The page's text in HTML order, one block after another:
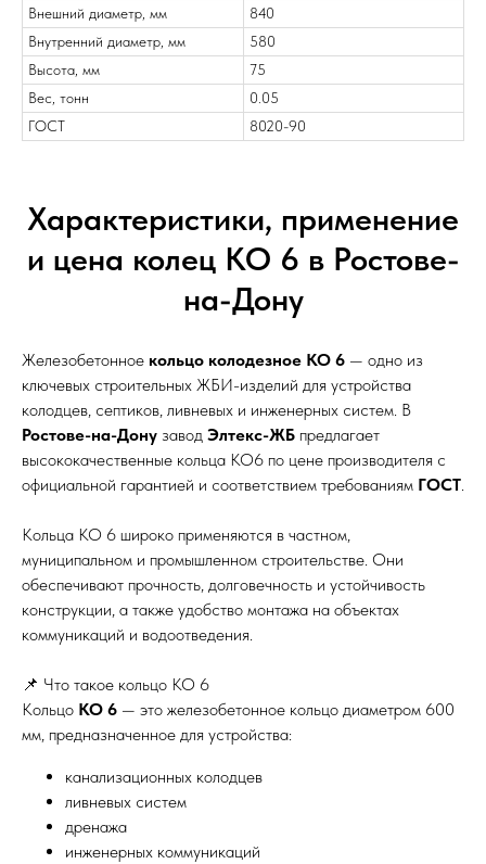
Внешний диаметр, мм
840
Внутренний диаметр, мм
580
Высота, мм
75
Вес, тонн
0.05
ГОСТ
8020-90
Характеристики, применение
и цена колец КО 6 в Ростове-
на-Дону
Железобетонное кольцо колодезное КО 6 — одно из
ключевых строительных ЖБИ-изделий для устройства
колодцев, септиков, ливневых и инженерных систем. В
Ростове-на-Дону завод Элтекс-ЖБ предлагает
высококачественные кольца КО6 по цене производителя с
официальной гарантией и соответствием требованиям ГОСТ.
Кольца КО 6 широко применяются в частном,
муниципальном и промышленном строительстве. Они
обеспечивают прочность, долговечность и устойчивость
конструкции, а также удобство монтажа на объектах
коммуникаций и водоотведения.
📌 Что такое кольцо КО 6
Кольцо КО 6 — это железобетонное кольцо диаметром 600
мм, предназначенное для устройства:
канализационных колодцев
ливневых систем
дренажа
инженерных коммуникаций